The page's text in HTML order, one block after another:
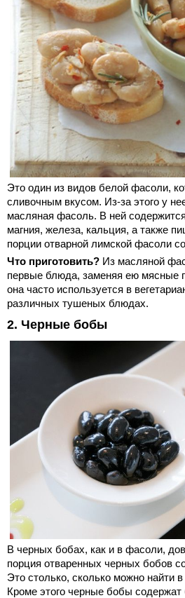
Это один из видов белой фасоли,
сливочным вкусом. Из-за этого у
масляная фасоль. В ней
магния, железа, кальция, а также
порции отварной лимской фасоли
Что приготовить? Из масляной
первые блюда, заменяя ею мясные
она часто используется в
различных тушеных блюдах.
2. Черные бобы
В черных бобах, как и в фасоли,
порция отваренных черных бобов
Это столько, сколько можно найти
Кроме этого черные бобы